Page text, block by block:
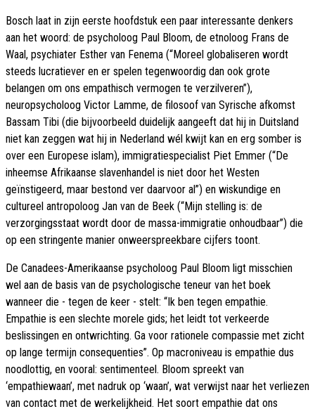
Bosch laat in zijn eerste hoofdstuk een paar interessante denkers
aan het woord: de psycholoog Paul Bloom, de etnoloog Frans de
Waal, psychiater Esther van Fenema (“Moreel globaliseren wordt
steeds lucratiever en er spelen tegenwoordig dan ook grote
belangen om ons empathisch vermogen te verzilveren”),
neuropsycholoog Victor Lamme, de filosoof van Syrische afkomst
Bassam Tibi (die bijvoorbeeld duidelijk aangeeft dat hij in Duitsland
niet kan zeggen wat hij in Nederland wél kwijt kan en erg somber is
over een Europese islam), immigratiespecialist Piet Emmer (“De
inheemse Afrikaanse slavenhandel is niet door het Westen
geïnstigeerd, maar bestond ver daarvoor al”) en wiskundige en
cultureel antropoloog Jan van de Beek (“Mijn stelling is: de
verzorgingsstaat wordt door de massa-immigratie onhoudbaar”) die
op een stringente manier onweerspreekbare cijfers toont.
De Canadees-Amerikaanse psycholoog Paul Bloom ligt misschien
wel aan de basis van de psychologische teneur van het boek
wanneer die - tegen de keer - stelt: “Ik ben tegen empathie.
Empathie is een slechte morele gids; het leidt tot verkeerde
beslissingen en ontwrichting. Ga voor rationele compassie met zicht
op lange termijn consequenties”. Op macroniveau is empathie dus
noodlottig, en vooral: sentimenteel. Bloom spreekt van
‘empathiewaan’, met nadruk op ‘waan’, wat verwijst naar het verliezen
van contact met de werkelijkheid. Het soort empathie dat ons